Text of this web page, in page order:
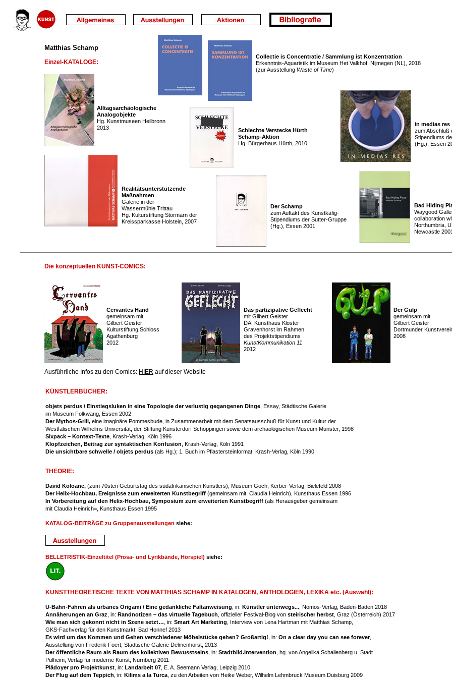
KÜNSTLERBÜCHER:
objets perdus / Einstiegsluken in eine Topologie der verlustig gegangenen Dinge , Essay, Städtische Galerie
im Museum Folkwang, Essen 2002
Der Mythos-Grill, eine imaginäre Pommesbude, in Zusammenarbeit mit dem Senatsausschuß für Kunst und Kultur der
Westfälischen Wilhelms Universität, der Stiftung Künsterdorf Schöppingen sowie dem archäologischen Museum Münster, 1998
Sixpack – Kontext-Texte , Krash-Verlag, Köln 1996
Klopfzeichen, Beitrag zur syntaktischen Konfusion , Krash-Verlag, Köln 1991
Die unsichtbare schwelle / objets perdus (als Hg.); 1. Buch im Pflastersteinformat, Krash-Verlag, Köln 1990
THEORIE:
David Koloane, (zum 70sten Geburtstag des südafrikanischen Künstlers), Museum Goch, Kerber-Verlag, Bielefeld 2008
Der Helix-Hochbau, Ereignisse zum erweiterten Kunstbegriff (gemeinsam mit Claudia Heinrich), Kunsthaus Essen 1996
In Vorbereitung auf den Helix-Hochbau, Symposium zum erweiterten Kunstbegriff (als Herausgeber gemeinsam
mit Claudia Heinrich=, Kunsthaus Essen 1995
KATALOG-BEITRÄGE zu Gruppenausstellungen siehe:
BELLETRISTIK-Einzeltitel (Prosa- und Lyrikbände, Hörspiel) siehe:
KUNSTTHEORETISCHE TEXTE VON MATTHIAS SCHAMP IN KATALOGEN, ANTHOLOGIEN, LEXIKA etc. (Auswahl):
U-Bahn-Fahren als urbanes Origami / Eine gedankliche Faltanweisung , in: Künstler unterwegs... , Nomos-Verlag, Baden-Baden 2018
Annäherungen an Graz , in: Randnotizen – das virtuelle Tagebuch , offizieller Festival-Blog von steirischer herbst , Graz (Österreich) 2017
Wie man sich gekonnt nicht in Szene setzt… , in: Smart Art Marketing , Interview von Lena Hartman mit Matthias Schamp,
GKS-Fachverlag für den Kunstmarkt, Bad Honnef 2013
Es wird um das Kommen und Gehen verschiedener Möbelstücke gehen? Großartig! , in: On a clear day you can see forever,
Ausstellung von Frederik Foert, Städtische Galerie Delmenhorst, 2013
Der öffentliche Raum als Raum des kollektiven Bewusstseins , in: Stadtbild.Intervention , hg. von Angelika Schallenberg u. Stadt
Pulheim, Verlag für moderne Kunst, Nürnberg 2011
Plädoyer pro Projektkunst , in: Landarbeit 07 , E. A. Seemann Verlag, Leipzig 2010
Der Flug auf dem Teppich , in: Kilims a la Turca , zu den Arbeiten von Heike Weber, Wilhelm Lehmbruck Museum Duisburg 2009
Schlechte Verstecke Hürth
Schamp-Aktion
Hg. Bürgerhaus Hürth, 2010
in medias res
zum Abschluß
Stipendiums
(Hg.), Essen
Realitätsunterstützende
Maßnahmen
Galerie in der
Wassermühle Trittau
Hg. Kulturstiftung Stormarn der
Kreissparkasse Holstein, 2007
Bad Hiding
Waygood
collaboration
Northumbria,
Newcastle
Der Schamp
zum Auftakt des Kunstkäfig-
Stipendiums der Sutter-Gruppe
(Hg.), Essen 2001
Einzel-KATALOGE:
Matthias Schamp
Die konzeptuellen KUNST-COMICS:
Der Gulp
gemeinsam mit
Gilbert Geister
Dortmunder
2008
Das partizipative Geflecht
mit Gilbert Geister
DA, Kunsthaus Kloster
Gravenhorst im Rahmen
des Projektstipendiums
KunstKommunikation 11
2012
Ausführliche Infos zu den Comics: HIER auf dieser Website
Cervantes Hand
gemeinsam mit
Gilbert Geister
Kulturstiftung Schloss
Agathenburg
2012
Alltagsarchäologische
Analogobjekte
Hg. Kunstmuseen Heilbronn
2013
Collectie is Concentratie / Sammlung ist Konzentration
Erkenntnis-Aquaristik im Museum Het Valkhof. Nijmegen (NL), 2018
(zur Ausstellung Waste of Time)